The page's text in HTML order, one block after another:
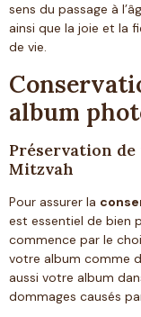
sens du passage à
ainsi que la joie et la
de vie.
album
Préservation
Mitzvah
Pour assurer la
est essentiel de bien
commence par le
votre album comme
aussi votre album
dommages causés